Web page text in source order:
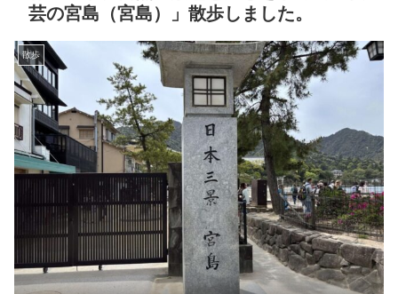
芸の宮島（宮島）」散歩しました。
散歩